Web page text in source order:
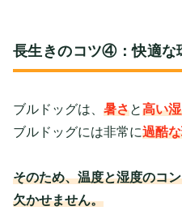
長生きのコツ④：快適な
ブルドッグは、 暑さと高い
ブルドッグには非常に過酷
そのため、温度と湿度のコ
欠かせません。